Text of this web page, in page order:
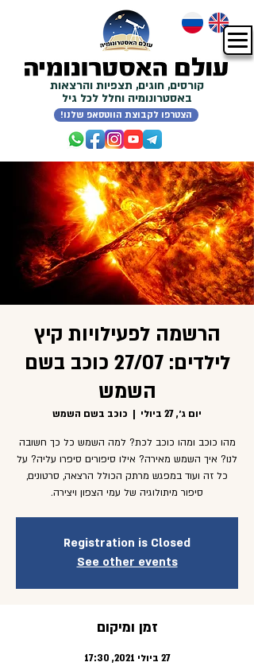
קורסים, חוגים, תצפיות והרצאות
באסטרונומיה וחלל לכל גיל
!הצטרפו לקבוצת הווטסאפ שלנו
הרשמה לפעילויות קיץ
לילדים: 27/07 כוכב בשם
השמש
יום ג׳, 27 ביולי
  |
כוכב בשם השמש
מהו כוכב ומהו כוכב לכת? למה השמש כל כך חשובה
לנו? איך השמש מאירה? אילו סיפורים סיפרו עליה? על
כל זה ועוד במפגש מרתק הכולל הרצאה, סרטונים,
סיפור מיתולוגיה של עמי הצפון ויצירה.
Registration is Closed
See other events
זמן ומיקום
27 ביולי 2021, 17:30